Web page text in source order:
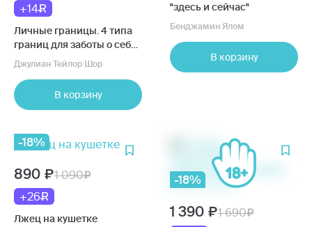
+14
Личные границы. 4 типа
границ для заботы о себе
и отношениях. NEON
Джулиан Тейлор Шор
В корзину
"здесь и сейчас"
Бенджамин Ялом
В корзину
-18%
890
1 090
+26
Лжец на кушетке
-18%
1 390
1 690